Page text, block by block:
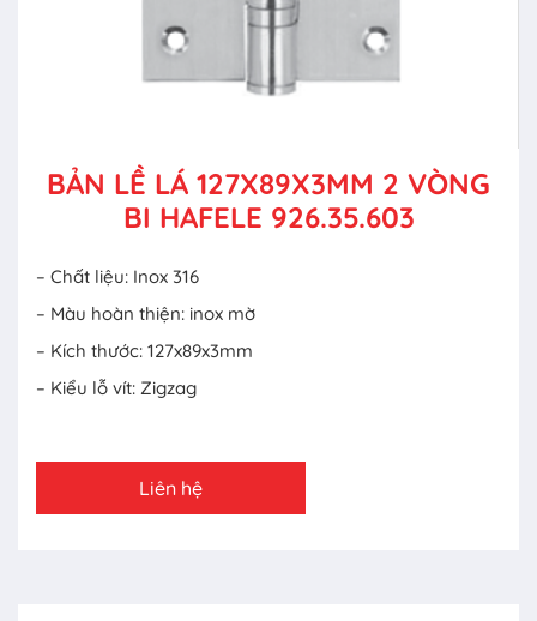
BẢN LỀ LÁ 127X89X3MM 2 VÒNG
BI HAFELE 926.35.603
– Chất liệu: Inox 316
– Màu hoàn thiện: inox mờ
– Kích thước: 127x89x3mm
– Kiểu lỗ vít: Zigzag
Liên hệ